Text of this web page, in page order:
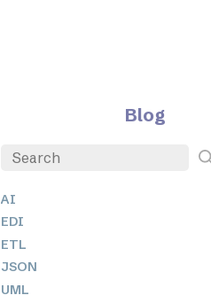
Blog
AI
EDI
ETL
JSON
UML